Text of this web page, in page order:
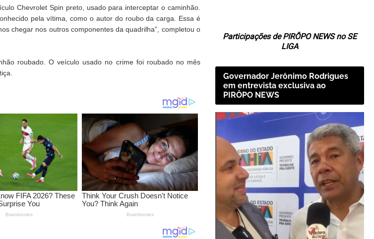
Chevrolet Spin preto, usado para interceptar o caminhão.
pela vítima, como o autor do roubo da carga. Essa é
chegar nos outros componentes da quadrilha”, completou o
roubado. O veículo usado no crime foi roubado no mês
Participações de PIRÔPO NEWS no SE
LIGA
Governador Jerônimo Rodrigues
em entrevista exclusiva ao
PIRÔPO NEWS